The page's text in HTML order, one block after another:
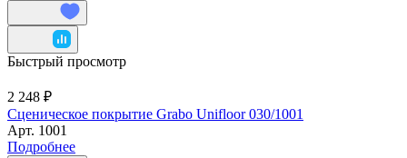
Быстрый просмотр
2 248 ₽
Сценическое покрытие Grabo Unifloor 030/1001
Арт. 1001
Подробнее